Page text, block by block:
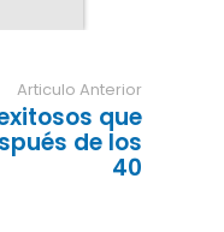
Articulo Anterior
que
de los
40